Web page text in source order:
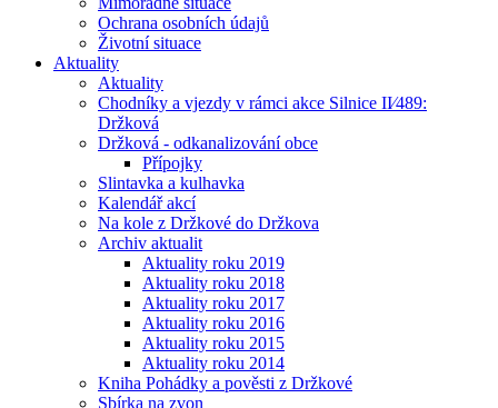
Ochrana osobních údajů
Životní situace
Aktuality
Aktuality
Chodníky a vjezdy v rámci akce Silnice II⁄489:
Držková
Držková - odkanalizování obce
Přípojky
Slintavka a kulhavka
Kalendář akcí
Na kole z Držkové do Držkova
Archiv aktualit
Aktuality roku 2019
Aktuality roku 2018
Aktuality roku 2017
Aktuality roku 2016
Aktuality roku 2015
Aktuality roku 2014
Kniha Pohádky a pověsti z Držkové
Sbírka na zvon